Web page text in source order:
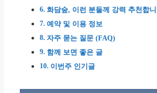
화담숲, 이런 분들께 강력 추천합
예약 및 이용 정보
자주 묻는 질문 (FAQ)
함께 보면 좋은 글
이번주 인기글